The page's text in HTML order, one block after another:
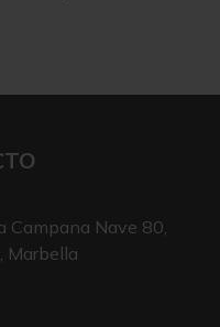
Campana Nave 80,
Marbella